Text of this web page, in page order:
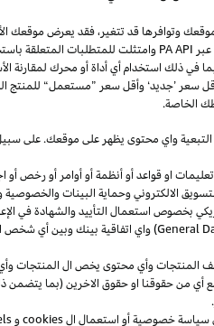
وتوافرها قد تتغير، فقد يعرض موقعك
وامتثلت للمتطلبات المتعلقة
فيذلك استخدامأيأداةأو محرك لمقارنة
سعر ’جديد‘ وأقلسعر ”مستعمل“ للمنتج
الخاصة.
واي محتوى يظهر على موقعك. على
او قواعد أو أنظمة أو أوامر أو رخص أو
الالكتروني وحماية البينات والخصوصية
بخصوص استعمال التأييد والشهادة في
General) واي اتفاقية بينك وبين أي
وأي محتوى يخص ال المنتجات وأي
حقوقنا او حقوق الاخرين (بما يتضمن
سياسة خصوصية أو استعمال الcookiesو